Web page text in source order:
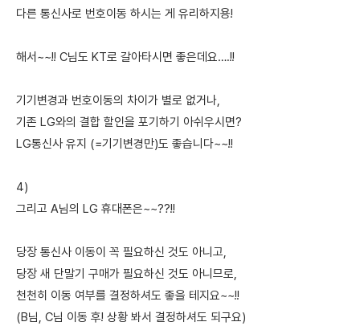
다른 통신사로 번호이동 하시는 게 유리하지용!
해서~~!! C님도 KT로 갈아타시면 좋은데요….!!
기기변경과 번호이동의 차이가 별로 없거나,
기존 LG와의 결합 할인을 포기하기 아쉬우시면?
LG통신사 유지 (=기기변경만)도 좋습니다~~!!
4)
그리고 A님의 LG 휴대폰은~~??!!
당장 통신사 이동이 꼭 필요하신 것도 아니고,
당장 새 단말기 구매가 필요하신 것도 아니므로,
천천히 이동 여부를 결정하셔도 좋을 테지요~~!!
(B님, C님 이동 후! 상황 봐서 결정하셔도 되구요)